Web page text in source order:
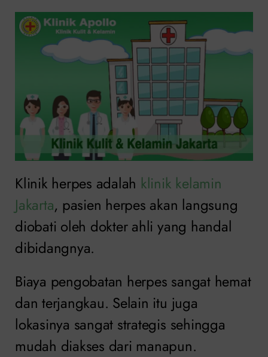
Klinik herpes adalah klinik kelamin
Jakarta, pasien herpes akan langsung
diobati oleh dokter ahli yang handal
dibidangnya.
Biaya pengobatan herpes sangat hemat
dan terjangkau. Selain itu juga
lokasinya sangat strategis sehingga
mudah diakses dari manapun.